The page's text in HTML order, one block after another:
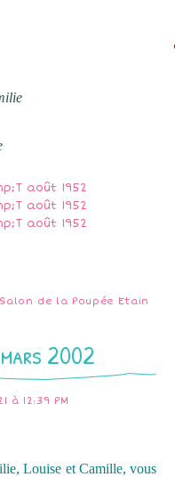
Salon de la Poupée Etain
2002
à 12:39 PM
Louise et Camille, vous